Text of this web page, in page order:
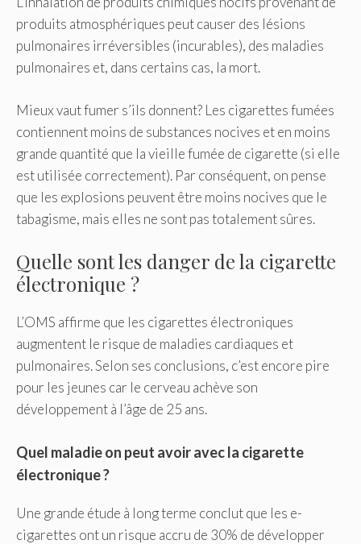
produits atmosphériques peut causer des lésions
pulmonaires irréversibles (incurables), des maladies
pulmonaires et, dans certains cas, la mort.
Mieux vaut fumer s’ils donnent? Les cigarettes fumées
contiennent moins de substances nocives et en moins
grande quantité que la vieille fumée de cigarette (si elle
est utilisée correctement). Par conséquent, on pense
que les explosions peuvent être moins nocives que le
tabagisme, mais elles ne sont pas totalement sûres.
Quelle sont les danger de la cigarette
électronique ?
L’OMS affirme que les cigarettes électroniques
augmentent le risque de maladies cardiaques et
pulmonaires. Selon ses conclusions, c’est encore pire
pour les jeunes car le cerveau achève son
développement à l’âge de 25 ans.
Quel maladie on peut avoir avec la cigarette
électronique ?
Une grande étude à long terme conclut que les e-
cigarettes ont un risque accru de 30% de développer